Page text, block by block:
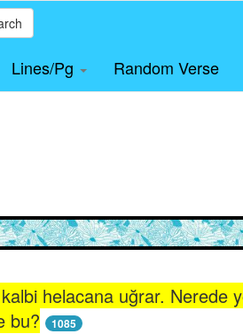
Lines/Pg Random Verse
kalbi helacana uğrar. Nerede
bu?
1085